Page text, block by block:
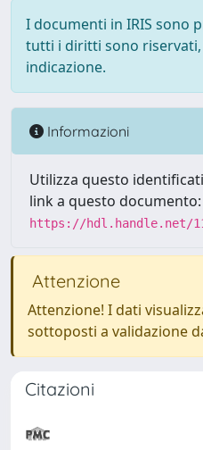
I documenti in IRIS sono
tutti i diritti sono riservati,
indicazione.
Informazioni
Utilizza questo
link a questo documento:
https://hdl.handle.net/
Attenzione
Attenzione! I dati
sottoposti a validazione
Citazioni